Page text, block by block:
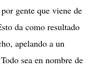
gente que viene de
da como resultado
apelando a un
sea en nombre de